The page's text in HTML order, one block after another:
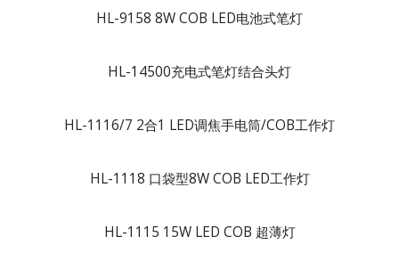
HL-9158 8W COB LED电池式笔灯
HL-14500充电式笔灯结合头灯
HL-1116/7 2合1 LED调焦手电筒/COB工作灯
HL-1118 口袋型8W COB LED工作灯
HL-1115 15W LED COB 超薄灯